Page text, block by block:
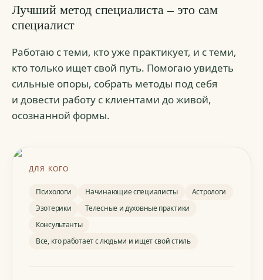
Лучший метод специалиста – это сам
специалист
Работаю с теми, кто уже практикует, и с теми,
кто только ищет свой путь. Помогаю увидеть
сильные опоры, собрать методы под себя
и довести работу с клиентами до живой,
осознанной формы.
«Лучший метод специалиста – это сам
ДЛЯ КОГО
Психологи Начинающие специалисты
Астрологи
Эзотерики
Телесные и духовные практики
Консультанты
Все, кто работает с людьми и ищет свой стиль